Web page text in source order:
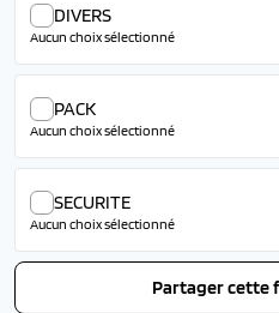
DIVERS
Aucun choix sélectionné
PACK
Aucun choix sélectionné
SECURITE
Aucun choix sélectionné
Partager cette